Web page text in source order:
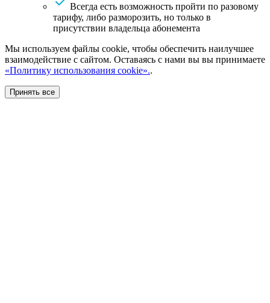
Всегда есть возможность пройти по разовому
тарифу, либо разморозить, но только в
присутствии владельца абонемента
Мы используем файлы cookie, чтобы обеспечить наилучшее
взаимодействие с сайтом. Оставаясь с нами вы вы принимаете
«Политику использования cookie»..
Принять все